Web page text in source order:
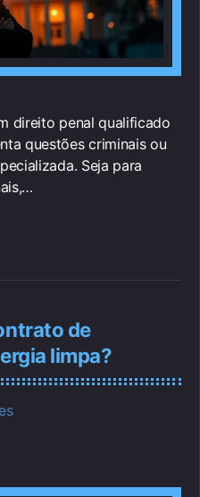
direito penal qualificado
questões criminais ou
Seja para
de
limpa?